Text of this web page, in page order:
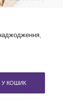
,
У КОШИК